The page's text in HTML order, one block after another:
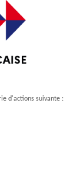
d'actions suivante :